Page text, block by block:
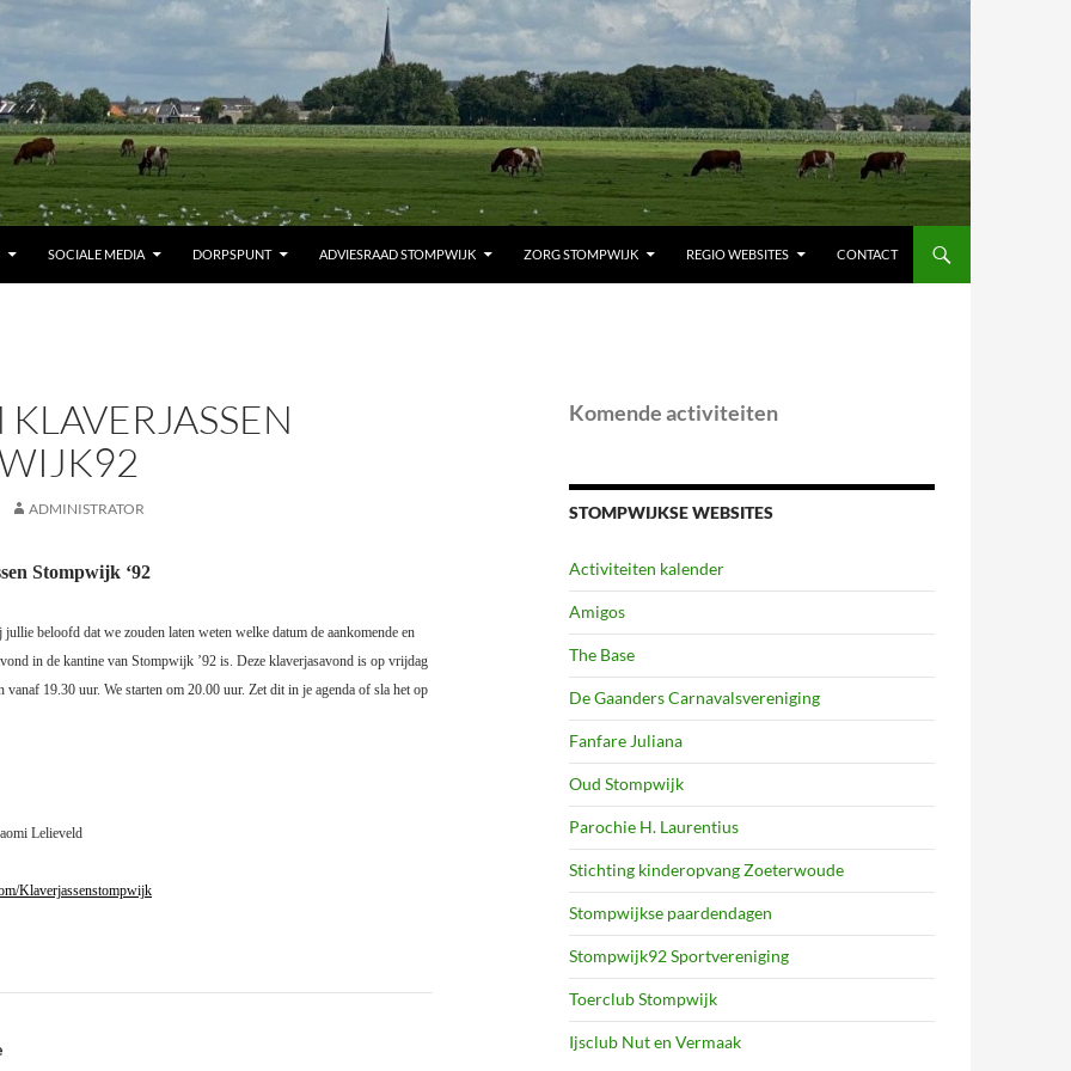
SOCIALE MEDIA DORPSPUNT ADVIESRAAD STOMPWIJK ZORG STOMPWIJK REGIO WEBSITES CONTACT
ADMINISTRATOR
Stompwijk ‘92
beloofd dat we zouden laten weten welke datum de aankomende en
in de kantine van Stompwijk ’92 is. Deze klaverjasavond is op vrijdag
19.30 uur. We starten om 20.00 uur. Zet dit in je agenda of sla het op
Lelieveld
Klaverjassenstompwijk
Komende activiteiten
STOMPWIJKSE WEBSITES
Activiteiten kalender
Amigos
The Base
De Gaanders Carnavalsvereniging
Fanfare Juliana
Oud Stompwijk
Parochie H. Laurentius
Stichting kinderopvang Zoeterwoude
Stompwijkse paardendagen
Stompwijk92 Sportvereniging
Toerclub Stompwijk
Ijsclub Nut en Vermaak